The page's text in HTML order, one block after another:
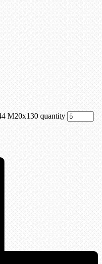
М20x130 quantity